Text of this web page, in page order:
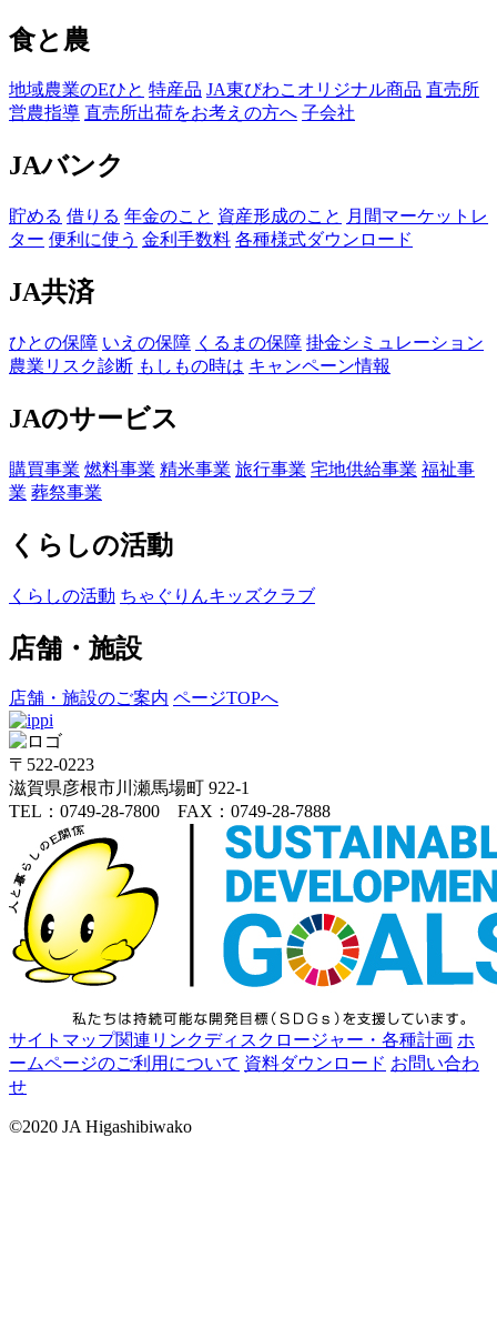
食と農
地域農業のEひと 特産品 JA東びわこオリジナル商品 直売所
営農指導 直売所出荷をお考えの方へ 子会社
JAバンク
貯める 借りる 年金のこと 資産形成のこと 月間マーケットレ
ター 便利に使う 金利手数料 各種様式ダウンロード
JA共済
ひとの保障 いえの保障 くるまの保障 掛金シミュレーション
農業リスク診断 もしもの時は キャンペーン情報
JAのサービス
購買事業 燃料事業 精米事業 旅行事業 宅地供給事業 福祉事
業 葬祭事業
くらしの活動
くらしの活動 ちゃぐりんキッズクラブ
店舗・施設
店舗・施設のご案内 ページTOPへ
〒522-0223
滋賀県彦根市川瀬馬場町 922-1
TEL：0749-28-7800 FAX：0749-28-7888
サイトマップ関連リンクディスクロージャー・各種計画 ホ
ームページのご利用について 資料ダウンロード お問い合わ
せ
©2020 JA Higashibiwako